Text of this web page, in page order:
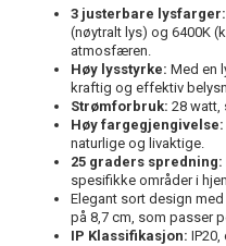
3 justerbare lysfarger:
(nøytralt lys) og 6400K
atmosfæren.
Høy lysstyrke: Med en
kraftig og effektiv
Strømforbruk: 28 watt,
Høy fargegjengivelse:
naturlige og livaktige.
25 graders spredning:
spesifikke områder i
Elegant sort design
på 8,7 cm, som passer
IP Klassifikasjon: